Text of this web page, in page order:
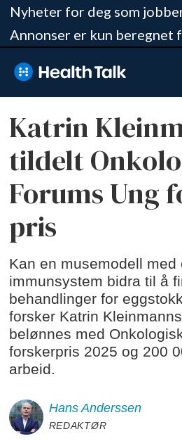
Nyheter for deg som
Annonser er kun beregnet
Katrin
tildelt
Forums Ung
pris
Kan en musemodell med
immunsystem bidra til å
behandlinger for
forsker Katrin
belønnes med
forskerpris 2025 og 200
arbeid.
Hans Anderssen
REDAKTØR